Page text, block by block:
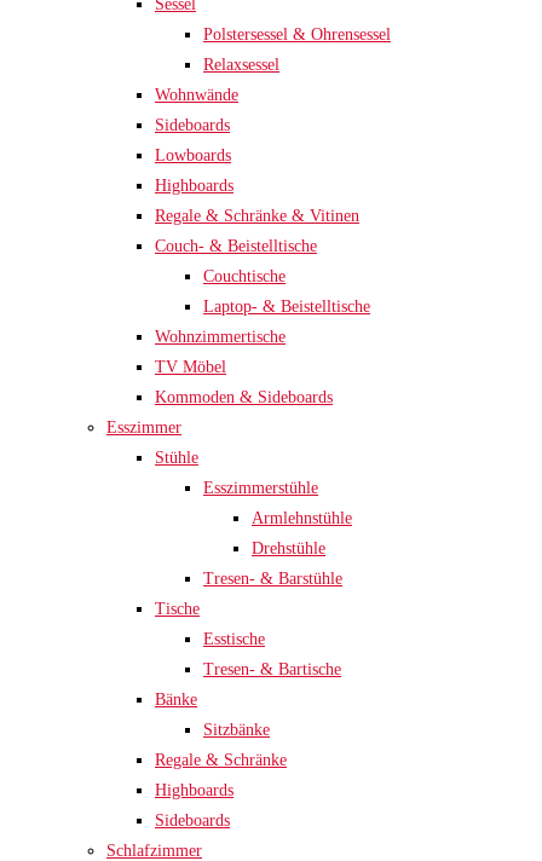
Sessel
Polstersessel & Ohrensessel
Relaxsessel
Wohnwände
Sideboards
Lowboards
Highboards
Regale & Schränke & Vitinen
Couch- & Beistelltische
Couchtische
Laptop- & Beistelltische
Wohnzimmertische
TV Möbel
Kommoden & Sideboards
Esszimmer
Stühle
Esszimmerstühle
Armlehnstühle
Drehstühle
Tresen- & Barstühle
Tische
Esstische
Tresen- & Bartische
Bänke
Sitzbänke
Regale & Schränke
Highboards
Sideboards
Schlafzimmer